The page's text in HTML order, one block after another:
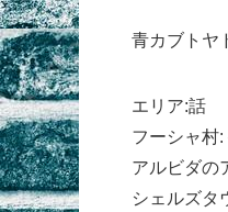
青カブトヤ
エリア:話
フーシャ村:
アルビダの
シェルズタ